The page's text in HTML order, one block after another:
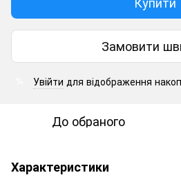
Замовити
Увійти для відображення
До обраного
Характеристики